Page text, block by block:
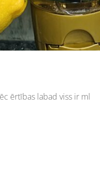
ērtības labad viss ir ml